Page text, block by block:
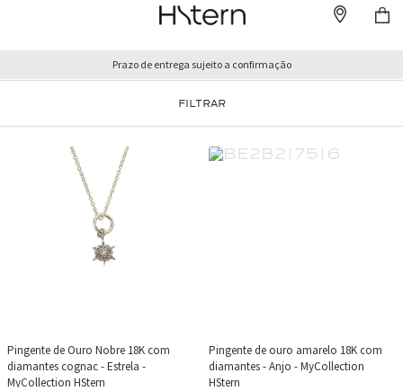
Prazo de entrega sujeito a confirmação
FILTRAR
Pingente de Ouro Nobre 18K com
diamantes cognac - Estrela -
MyCollection HStern
Pingente de ouro amarelo 18K com
diamantes - Anjo - MyCollection
HStern